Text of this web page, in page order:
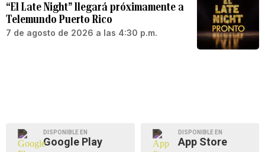
“El Late Night” llegará próximamente a
Telemundo Puerto Rico
7 de agosto de 2026 a las 4:30 p.m.
DISPONIBLE EN
Google Play
DISPONIBLE EN
App Store